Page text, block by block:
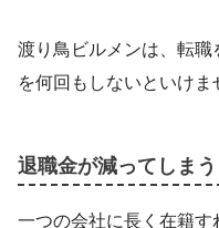
渡り鳥ビルメンは、転
を何回もしないといけま
退職金が減ってしまう
一つの会社に長く在籍す